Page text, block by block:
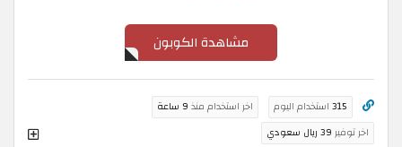
مشاهدة الكوبون
315 استخدام اليوم اخر استخدام منذ 9 ساعة
اخر توفير 39 ريال سعودي